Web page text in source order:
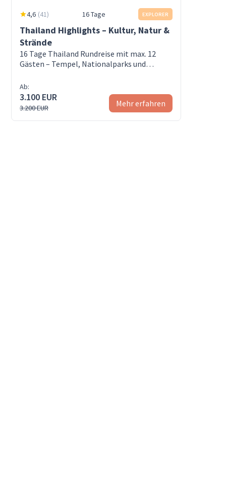
4,6 (41) 16 Tage EXPLORER
Thailand Highlights – Kultur, Natur &
Strände
16 Tage Thailand Rundreise mit max. 12
Gästen – Tempel, Nationalparks und
Ab:
3.100 EUR
3.200 EUR Mehr erfahren